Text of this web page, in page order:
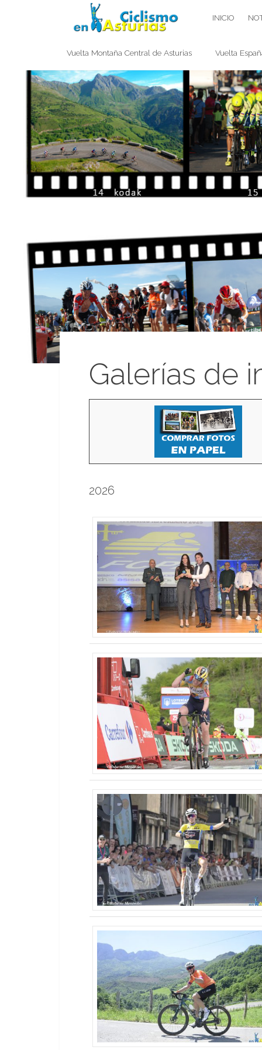
CICLISMO EN ASTURIAS INICIO
Vuelta Montaña Central de Asturias Vuelta
Galerías de
2026